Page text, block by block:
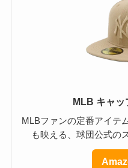
MLB キャッ
MLBファンの定番アイテ
も映える、球団公式の